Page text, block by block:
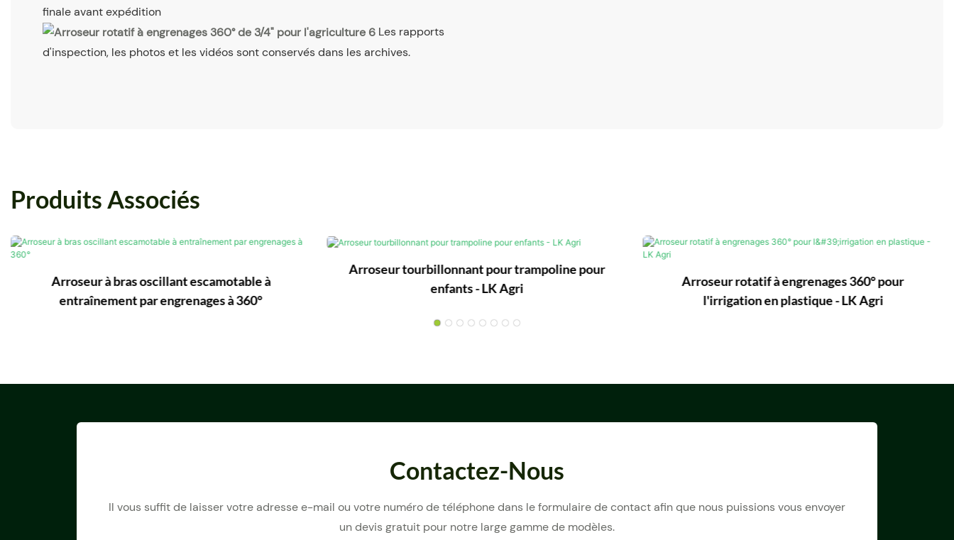
finale avant expédition
Les rapports
d'inspection, les photos et les vidéos sont conservés dans les archives.
Produits Associés
Arroseur à bras oscillant escamotable à
entraînement par engrenages à 360°
Arroseur tourbillonnant pour trampoline pour
enfants - LK Agri
Arroseur rotatif à engrenages 360° pour
l'irrigation en plastique - LK Agri
Contactez-Nous
Il vous suffit de laisser votre adresse e-mail ou votre numéro de téléphone dans le formulaire de contact afin que nous puissions vous envoyer
un devis gratuit pour notre large gamme de modèles.